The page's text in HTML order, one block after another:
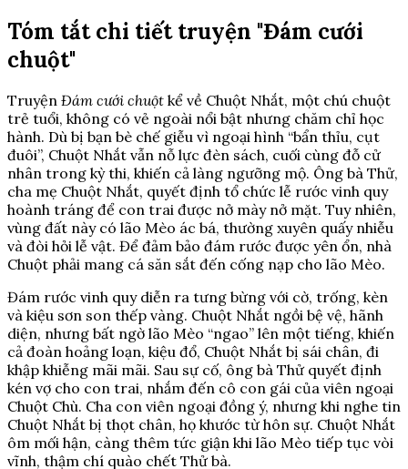
Tóm tắt chi tiết truyện "Đám cưới
chuột"
Truyện Đám cưới chuột kể về Chuột Nhắt, một chú chuột
trẻ tuổi, không có vẻ ngoài nổi bật nhưng chăm chỉ học
hành. Dù bị bạn bè chế giễu vì ngoại hình “bẩn thỉu, cụt
đuôi”, Chuột Nhắt vẫn nỗ lực đèn sách, cuối cùng đỗ cử
nhân trong kỳ thi, khiến cả làng ngưỡng mộ. Ông bà Thử,
cha mẹ Chuột Nhắt, quyết định tổ chức lễ rước vinh quy
hoành tráng để con trai được nở mày nở mặt. Tuy nhiên,
vùng đất này có lão Mèo ác bá, thường xuyên quấy nhiễu
và đòi hỏi lễ vật. Để đảm bảo đám rước được yên ổn, nhà
Chuột phải mang cá săn sắt đến cống nạp cho lão Mèo.
Đám rước vinh quy diễn ra tưng bừng với cờ, trống, kèn
và kiệu sơn son thếp vàng. Chuột Nhắt ngồi bệ vệ, hãnh
diện, nhưng bất ngờ lão Mèo “ngao” lên một tiếng, khiến
cả đoàn hoảng loạn, kiệu đổ, Chuột Nhắt bị sái chân, đi
khập khiễng mãi mãi. Sau sự cố, ông bà Thử quyết định
kén vợ cho con trai, nhắm đến cô con gái của viên ngoại
Chuột Chù. Cha con viên ngoại đồng ý, nhưng khi nghe tin
Chuột Nhắt bị thọt chân, họ khước từ hôn sự. Chuột Nhắt
ôm mối hận, càng thêm tức giận khi lão Mèo tiếp tục vòi
vĩnh, thậm chí quào chết Thử bà.